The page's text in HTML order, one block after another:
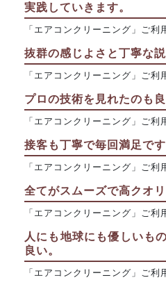
実践していきます。
「エアコンクリーニング」ご利
抜群の感じよさと丁寧な説
「エアコンクリーニング」ご利
プロの技術を見れたのも
「エアコンクリーニング」ご利
接客も丁寧で毎回満足です
「エアコンクリーニング」ご利
全てがスムーズで高クオ
「エアコンクリーニング」ご利
人にも地球にも優しいも
良い。
「エアコンクリーニング」ご利